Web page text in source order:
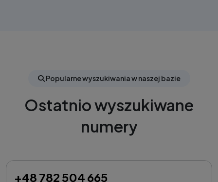
Popularne wyszukiwania w naszej bazie
Ostatnio wyszukiwane
numery
+48 782 504 665